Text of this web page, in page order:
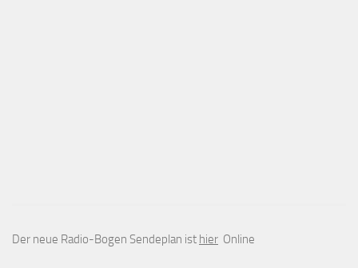
Der neue Radio-Bogen Sendeplan ist hier Online